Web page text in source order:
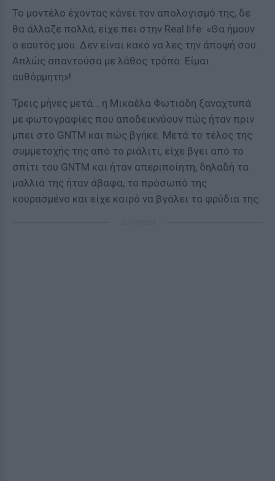
Το μοντέλο έχοντας κάνει τον απολογισμό της, δε
θα άλλαζε πολλά, είχε πει στην Real life: «Θα ήμουν
ο εαυτός μου. Δεν είναι κακό να λες την άποψή σου.
Απλώς απαντούσα με λάθος τρόπο. Είμαι
αυθόρμητη»!
Τρεις μήνες μετά… η Μικαέλα Φωτιάδη ξαναχτυπά
με φωτογραφίες που αποδεικνύουν πώς ήταν πριν
μπει στο GNTM και πώς βγήκε. Μετά το τέλος της
συμμετοχής της από το ριάλιτι, είχε βγει από το
σπίτι του GNTM και ήταν απεριποίητη, δηλαδή τα
μαλλιά της ήταν άβαφα, το πρόσωπό της
κουρασμένο και είχε καιρό να βγάλει τα φρύδια της.